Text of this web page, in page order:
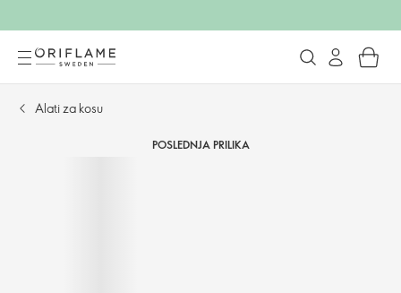
Alati za kosu
POSLEDNJA PRILIKA